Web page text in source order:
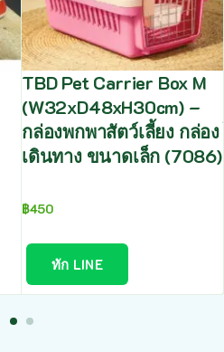
TBD Pet Carrier Box M
(W32xD48xH30cm) –
กล่องพกพาสัตว์เลี้ยง กล่อง
เดินทาง ขนาดเล็ก (7086)
฿450
ทัก LINE